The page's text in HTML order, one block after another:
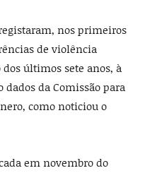
nos primeiros
de violência
últimos sete anos, à
dados da Comissão para
como noticiou o
em novembro do